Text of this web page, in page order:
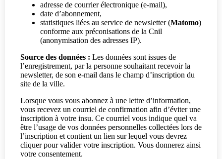
adresse de courrier électronique (e-mail),
date d’abonnement,
statistiques liées au service de newsletter (Matomo)
conforme aux préconisations de la Cnil
(anonymisation des adresses IP).
Source des données : Les données sont issues de
l’enregistrement, par la personne souhaitant recevoir la
newsletter, de son e-mail dans le champ d’inscription du
site de la ville.
Lorsque vous vous abonnez à une lettre d’information,
vous recevez un courriel de confirmation afin d’éviter une
inscription à votre insu. Ce courriel vous indique quel va
être l’usage de vos données personnelles collectées lors de
l’inscription et contient un lien sur lequel vous devrez
cliquer pour valider votre inscription. Vous donnerez ainsi
votre consentement.